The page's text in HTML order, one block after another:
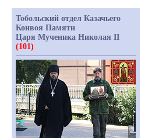
Тобольский отдел Казачьего
Конвоя Памяти
Царя Мученика Николая II
(101)